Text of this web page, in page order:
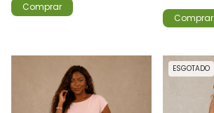
Comprar
Comprar
ESGOTADO